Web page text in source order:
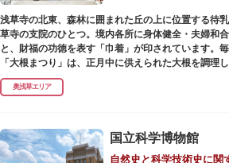
浅草寺の北東、森林に囲まれた丘の上に位置する待
草寺の支院のひとつ。境内各所に身体健全・夫婦和
と、財福の功徳を表す「巾着」が印されています。
「大根まつり」は、正月中に供えられた大根を調理
酒とともに参拝者に振る舞われるイベント。聖天様の
だくことで、心身健康のご利益があるそうです。
養する最高の祈祷法。心願成就の力があると考えら
日間毎朝祈祷していただけます。また、浅草名所七
奥浅草エリア
国立科学博物館
自然史と科学技術史に関